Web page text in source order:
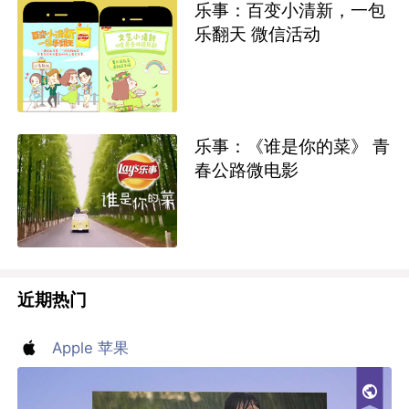
乐事：百变小清新，一包
乐翻天 微信活动
乐事：《谁是你的菜》 青
春公路微电影
近期热门
Apple 苹果